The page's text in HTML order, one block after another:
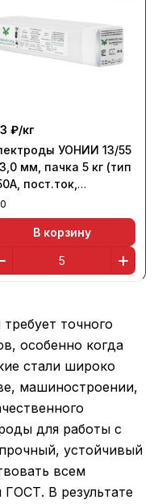
₽/кг
УОНИИ 13/55
мм, пачка 5 кг (тип
пост.ток,
Сычевск
0
В корзину
точного
особенно когда
стали широко
машиностроении,
для работы с
устойчивый
всем
ГОСТ. В результате